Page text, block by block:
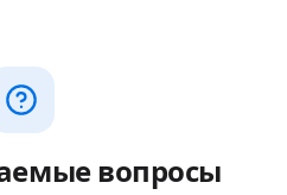
вопросы